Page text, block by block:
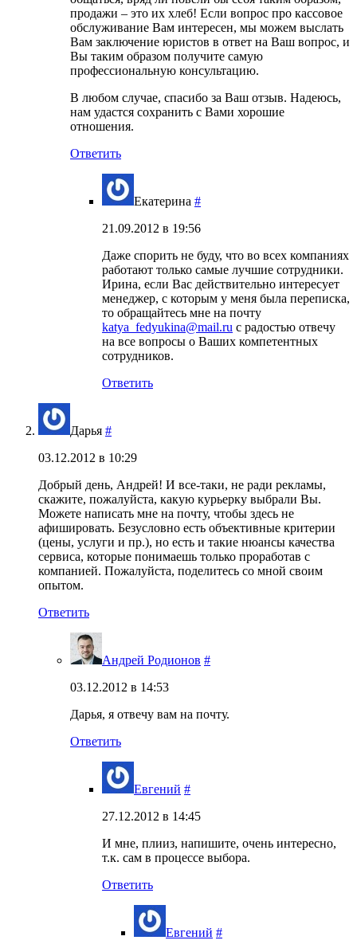
продажи – это их хлеб! Если вопрос про кассовое
обслуживание Вам интересен, мы можем выслать
Вам заключение юристов в ответ на Ваш вопрос, и
Вы таким образом получите самую
профессиональную консультацию.
В любом случае, спасибо за Ваш отзыв. Надеюсь,
нам удастся сохранить с Вами хорошие
отношения.
Ответить
Екатерина #
21.09.2012 в 19:56
Даже спорить не буду, что во всех компаниях
работают только самые лучшие сотрудники.
Ирина, если Вас действительно интересует
менеджер, с которым у меня была переписка,
то обращайтесь мне на почту
katya_fedyukina@mail.ru с радостью отвечу
на все вопросы о Ваших компетентных
сотрудников.
Ответить
Дарья #
03.12.2012 в 10:29
Добрый день, Андрей! И все-таки, не ради рекламы,
скажите, пожалуйста, какую курьерку выбрали Вы.
Можете написать мне на почту, чтобы здесь не
афишировать. Безусловно есть объективные критерии
(цены, услуги и пр.), но есть и такие нюансы качества
сервиса, которые понимаешь только проработав с
компанией. Пожалуйста, поделитесь со мной своим
опытом.
Ответить
Андрей Родионов #
03.12.2012 в 14:53
Дарья, я отвечу вам на почту.
Ответить
Евгений #
27.12.2012 в 14:45
И мне, плииз, напишите, очень интересно,
т.к. сам в процессе выбора.
Ответить
Евгений #